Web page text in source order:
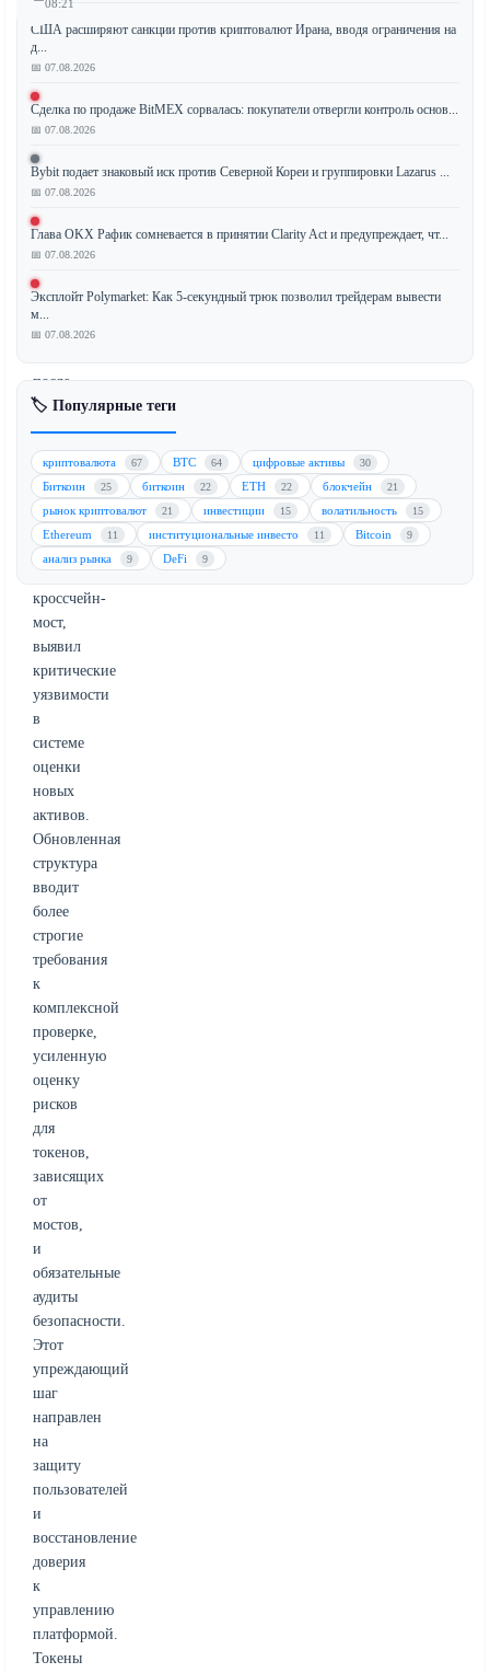
08:21
Ведущий
протокол
кредитования
Aave
объявил
о
кардинальном
пересмотре
стандартов
листинга
после
взлома
rsETH
на
сумму
$230
млн.
Инцидент,
затронувший
кроссчейн-
мост,
выявил
критические
уязвимости
в
системе
оценки
новых
активов.
Обновленная
структура
вводит
более
строгие
требования
к
комплексной
проверке,
усиленную
оценку
рисков
для
токенов,
зависящих
от
мостов,
и
обязательные
аудиты
безопасности.
Этот
упреждающий
шаг
направлен
на
защиту
пользователей
и
восстановление
доверия
к
управлению
платформой.
Токены
США расширяют санкции против криптовалют Ирана, вводя ограничения на
д...
📅 07.08.2026
Сделка по продаже BitMEX сорвалась: покупатели отвергли контроль основ...
📅 07.08.2026
Bybit подает знаковый иск против Северной Кореи и группировки Lazarus ...
📅 07.08.2026
Глава OKX Рафик сомневается в принятии Clarity Act и предупреждает, чт...
📅 07.08.2026
Эксплойт Polymarket: Как 5-секундный трюк позволил трейдерам вывести
м...
📅 07.08.2026
🏷️ Популярные теги
криптовалюта 67 BTC 64 цифровые активы 30
Биткоин 25 биткоин 22 ETH 22 блокчейн 21
рынок криптовалют 21 инвестиции 15 волатильность 15
Ethereum 11 институциональные инвесто 11 Bitcoin 9
анализ рынка 9 DeFi 9